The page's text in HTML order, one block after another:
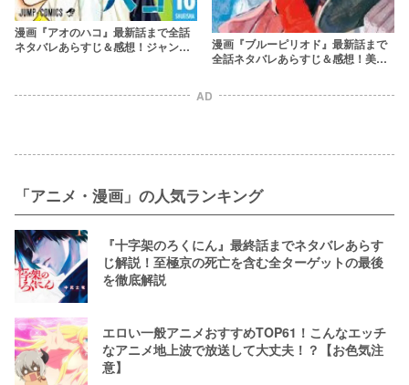
漫画『アオのハコ』最新話まで全話
ネタバレあらすじ＆感想！ジャンプ
漫画『ブルーピリオド』最新話まで
全話ネタバレあらすじ＆感想！美術
AD
「アニメ・漫画」の人気ランキング
『十字架のろくにん』最終話までネタバレあらす
じ解説！至極京の死亡を含む全ターゲットの最後
を徹底解説
エロい一般アニメおすすめTOP61！こんなエッチ
なアニメ地上波で放送して大丈夫！？【お色気注
意】